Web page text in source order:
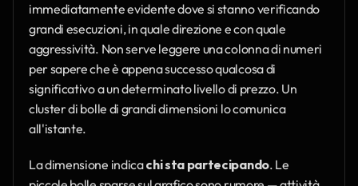
immediatamente evidente dove si stanno verificando
grandi esecuzioni, in quale direzione e con quale
aggressività. Non serve leggere una colonna di numeri
per sapere che è appena successo qualcosa di
significativo a un determinato livello di prezzo. Un
cluster di bolle di grandi dimensioni lo comunica
all'istante.
La dimensione indica chi sta partecipando. Le